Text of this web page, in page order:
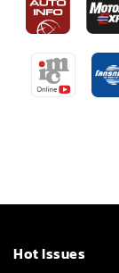
Hot Issues